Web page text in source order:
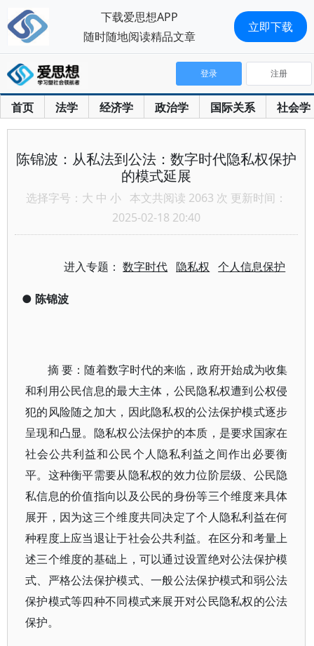
首页 法学 经济学 政治学 国际关系 社会学
登录 注册
陈锦波：从私法到公法：数字时代隐私权保护
的模式延展
选择字号： 大 中 小 本文共阅读 2063 次 更新时间：
2025-02-18 20:40
进入专题：数字时代 隐私权 个人信息保护
● 陈锦波
摘 要：随着数字时代的来临，政府开始成为收集
和利用公民信息的最大主体，公民隐私权遭到公权侵
犯的风险随之加大，因此隐私权的公法保护模式逐步
呈现和凸显。隐私权公法保护的本质，是要求国家在
社会公共利益和公民个人隐私利益之间作出必要衡
平。这种衡平需要从隐私权的效力位阶层级、公民隐
私信息的价值指向以及公民的身份等三个维度来具体
展开，因为这三个维度共同决定了个人隐私利益在何
种程度上应当退让于社会公共利益。在区分和考量上
述三个维度的基础上，可以通过设置绝对公法保护模
式、严格公法保护模式、一般公法保护模式和弱公法
保护模式等四种不同模式来展开对公民隐私权的公法
保护。
下载爱思想APP
随时随地阅读精品文章
立即下载